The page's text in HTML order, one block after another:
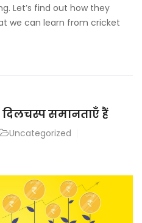
Let’s find out how they
we can learn from cricket
समानताएँ हैं
Uncategorized